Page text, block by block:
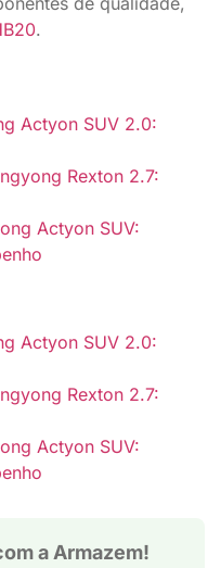
.
Actyon SUV 2.0:
Rexton 2.7:
Actyon SUV:
Actyon SUV 2.0:
Rexton 2.7:
Actyon SUV:
a Armazem!